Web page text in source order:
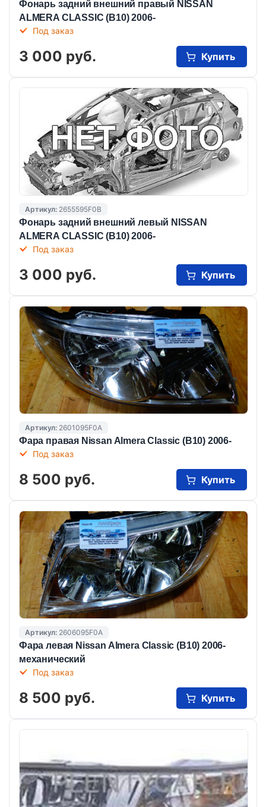
Фонарь задний внешний правый NISSAN
ALMERA CLASSIC (B10) 2006-
Под заказ
3 000 руб. Купить
Артикул: 2655595F0B
Фонарь задний внешний левый NISSAN
ALMERA CLASSIC (B10) 2006-
Под заказ
3 000 руб. Купить
Артикул: 2601095F0A
Фара правая Nissan Almera Classic (B10) 2006-
Под заказ
8 500 руб. Купить
Артикул: 2606095F0A
Фара левая Nissan Almera Classic (B10) 2006-
механический
Под заказ
8 500 руб. Купить